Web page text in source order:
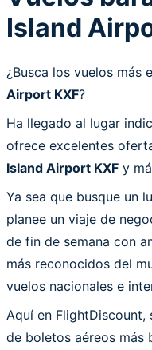
Island
¿Busca los vuelos más
Airport KXF?
Ha llegado al lugar
ofrece excelentes
Island Airport KXF y
Ya sea que busque un
planee un viaje de
de fin de semana con
más reconocidos del
vuelos nacionales e
Aquí en
de boletos aéreos más